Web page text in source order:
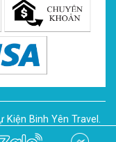
Binh Yên Travel.